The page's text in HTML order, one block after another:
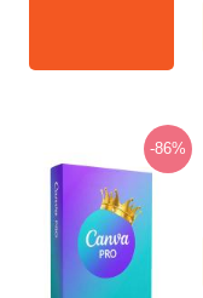
-86%